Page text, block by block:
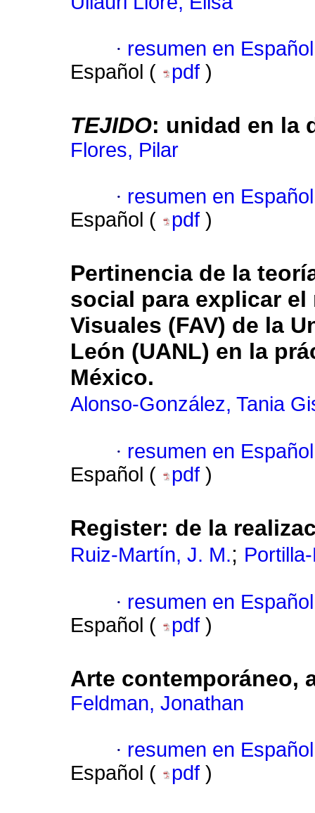
· resumen en Español
Español (
pdf )
TEJIDO: unidad en la
Flores, Pilar
· resumen en Español
Español (
pdf )
Pertinencia de la
social para explicar
Visuales (FAV) de la
León (UANL) en la
México.
Alonso-González, Tania
· resumen en Español
Español (
pdf )
Register: de la
Ruiz-Martín, J. M.;
· resumen en Español
Español (
pdf )
Arte contemporáneo,
Feldman, Jonathan
· resumen en Español
Español (
pdf )